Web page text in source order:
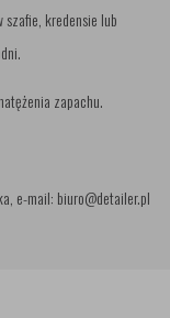
szafie, kredensie lub
zapachu.
e-mail: biuro@detailer.pl